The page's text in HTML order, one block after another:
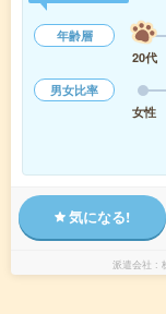
年齢層
20代
男女比率
女性
気になる!
派遣会社